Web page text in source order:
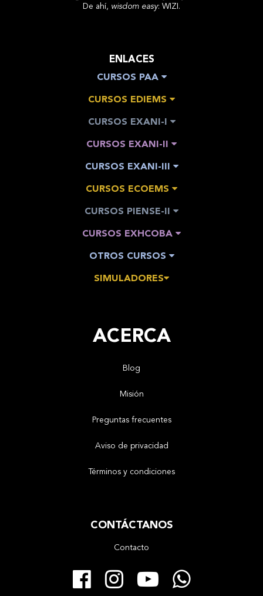
De ahí, wisdom easy: WIZI.
ENLACES
CURSOS PAA
CURSOS EDIEMS
CURSOS EXANI-I
CURSOS EXANI-II
CURSOS EXANI-III
CURSOS ECOEMS
CURSOS PIENSE-II
CURSOS EXHCOBA
OTROS CURSOS
SIMULADORES
ACERCA
Blog
Misión
Preguntas frecuentes
Aviso de privacidad
Términos y condiciones
CONTÁCTANOS
Contacto
Facebook
Instagram
YouTube